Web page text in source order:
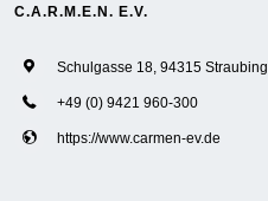
C.A.R.M.E.N. E.V.
Schulgasse 18, 94315 Straubing
+49 (0) 9421 960-300
https://www.carmen-ev.de